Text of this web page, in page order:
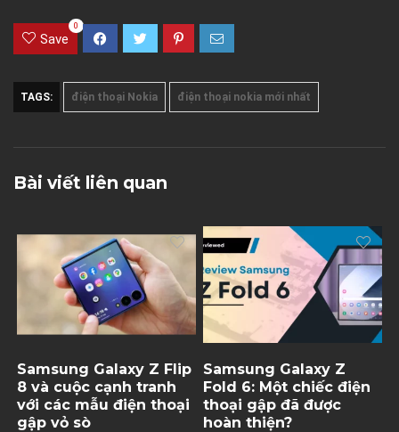
Save
0
TAGS: điện thoại Nokia điện thoại nokia mới nhất
Bài viết liên quan
Samsung Galaxy Z Flip
8 và cuộc cạnh tranh
với các mẫu điện thoại
gập vỏ sò
Samsung Galaxy Z
Fold 6: Một chiếc điện
thoại gập đã được
hoàn thiện?